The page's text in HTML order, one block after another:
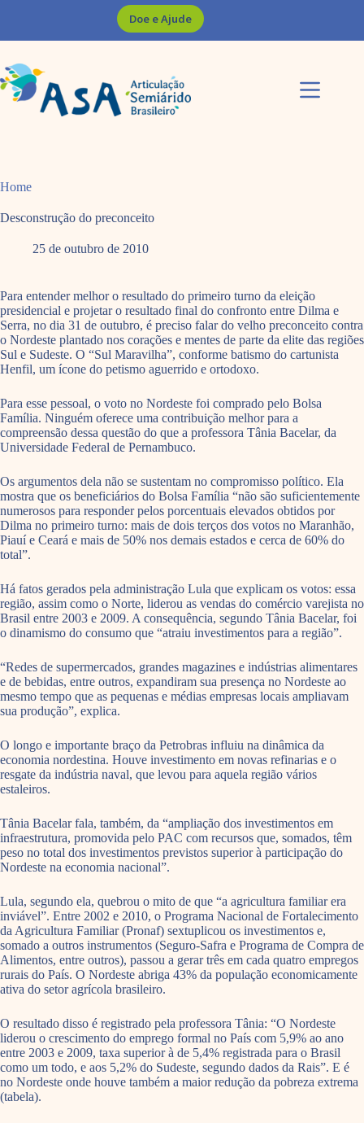
Doe e Ajude
Home
Desconstrução do preconceito
25 de outubro de 2010
Para entender melhor o resultado do primeiro turno da eleição
presidencial e projetar o resultado final do confronto entre Dilma e
Serra, no dia 31 de outubro, é preciso falar do velho preconceito contra
o Nordeste plantado nos corações e mentes de parte da elite das regiões
Sul e Sudeste. O “Sul Maravilha”, conforme batismo do cartunista
Henfil, um ícone do petismo aguerrido e ortodoxo.
Para esse pessoal, o voto no Nordeste foi comprado pelo Bolsa
Família. Ninguém oferece uma contribuição melhor para a
compreensão dessa questão do que a professora Tânia Bacelar, da
Universidade Federal de Pernambuco.
Os argumentos dela não se sustentam no compromisso político. Ela
mostra que os beneficiários do Bolsa Família “não são suficientemente
numerosos para responder pelos porcentuais elevados obtidos por
Dilma no primeiro turno: mais de dois terços dos votos no Maranhão,
Piauí e Ceará e mais de 50% nos demais estados e cerca de 60% do
total”.
Há fatos gerados pela administração Lula que explicam os votos: essa
região, assim como o Norte, liderou as vendas do comércio varejista no
Brasil entre 2003 e 2009. A consequência, segundo Tânia Bacelar, foi
o dinamismo do consumo que “atraiu investimentos para a região”.
“Redes de supermercados, grandes magazines e indústrias alimentares
e de bebidas, entre outros, expandiram sua presença no Nordeste ao
mesmo tempo que as pequenas e médias empresas locais ampliavam
sua produção”, explica.
O longo e importante braço da Petrobras influiu na dinâmica da
economia nordestina. Houve investimento em novas refinarias e o
resgate da indústria naval, que levou para aquela região vários
estaleiros.
Tânia Bacelar fala, também, da “ampliação dos investimentos em
infraestrutura, promovida pelo PAC com recursos que, somados, têm
peso no total dos investimentos previstos superior à participação do
Nordeste na economia nacional”.
Lula, segundo ela, quebrou o mito de que “a agricultura familiar era
inviável”. Entre 2002 e 2010, o Programa Nacional de Fortalecimento
da Agricultura Familiar (Pronaf) sextuplicou os investimentos e,
somado a outros instrumentos (Seguro-Safra e Programa de Compra de
Alimentos, entre outros), passou a gerar três em cada quatro empregos
rurais do País. O Nordeste abriga 43% da população economicamente
ativa do setor agrícola brasileiro.
O resultado disso é registrado pela professora Tânia: “O Nordeste
liderou o crescimento do emprego formal no País com 5,9% ao ano
entre 2003 e 2009, taxa superior à de 5,4% registrada para o Brasil
como um todo, e aos 5,2% do Sudeste, segundo dados da Rais”. E é
no Nordeste onde houve também a maior redução da pobreza extrema
(tabela).